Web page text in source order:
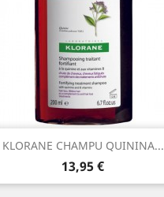
KLORANE CHAMPU QUININA...
Precio
13,95 €
 Vista rápida